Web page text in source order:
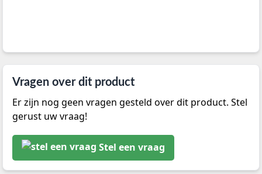
Vragen over dit product
Er zijn nog geen vragen gesteld over dit product. Stel
gerust uw vraag!
Stel een vraag